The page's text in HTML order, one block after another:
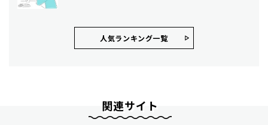
人気ランキング⼀覧
関連サイト